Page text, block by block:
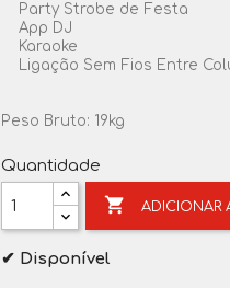
Party Strobe de Festa
App DJ
Karaoke
Ligação Sem Fios Entre
Peso Bruto: 19kg
Quantidade
 ADICIONAR
✔ Disponível